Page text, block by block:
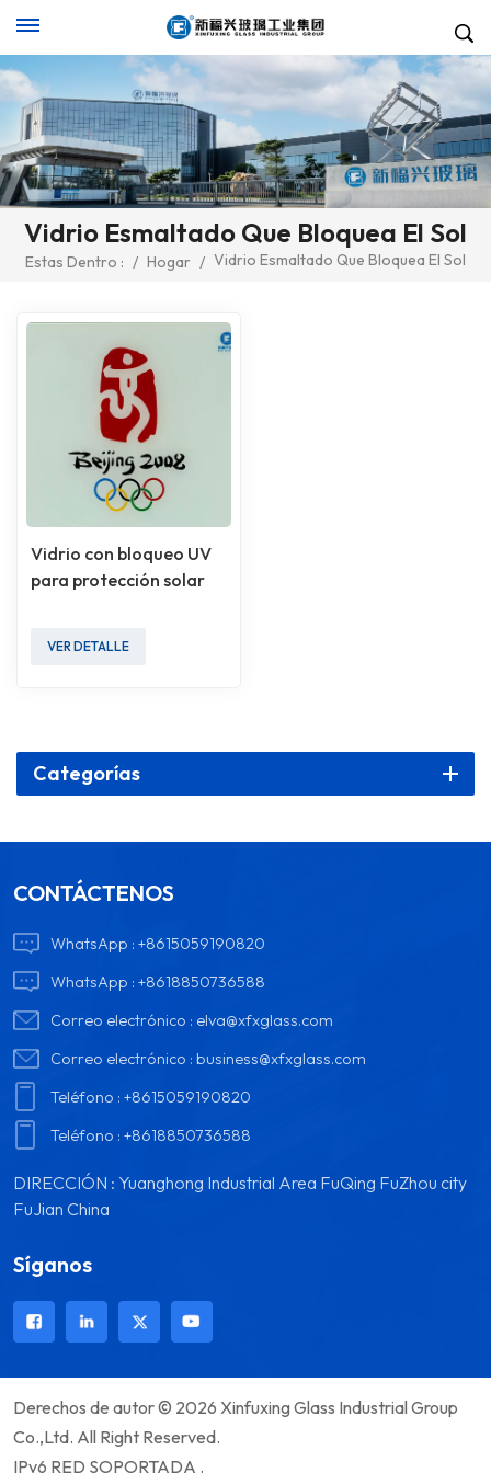
Vidrio Esmaltado Que Bloquea El Sol
Estas Dentro : / Hogar / Vidrio Esmaltado Que Bloquea El Sol
Vidrio con bloqueo UV
para protección solar
VER DETALLE
Categorías
CONTÁCTENOS
WhatsApp :+8615059190820
WhatsApp :+8618850736588
Correo electrónico : elva@xfxglass.com
Correo electrónico :business@xfxglass.com
Teléfono :+8615059190820
Teléfono :+8618850736588
DIRECCIÓN : Yuanghong Industrial Area FuQing FuZhou city
FuJian China
Síganos
Derechos de autor © 2026 Xinfuxing Glass Industrial Group
Co.,Ltd. All Right Reserved.
IPv6 RED SOPORTADA .